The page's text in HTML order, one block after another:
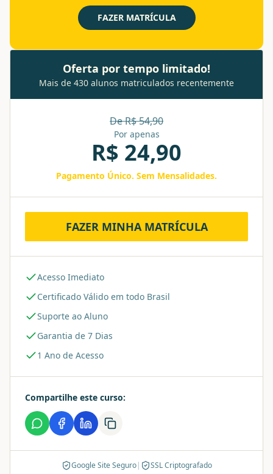
FAZER MATRÍCULA
Oferta por tempo limitado!
Mais de 430 alunos matriculados recentemente
De R$54,90
Por apenas
R$ 24,90
Pagamento Único. Sem Mensalidades.
FAZER MINHA MATRÍCULA
Acesso Imediato
Certificado Válido em todo Brasil
Suporte ao Aluno
Garantia de 7 Dias
1 Ano de Acesso
Compartilhe este curso:
Google Site Seguro| SSL Criptografado